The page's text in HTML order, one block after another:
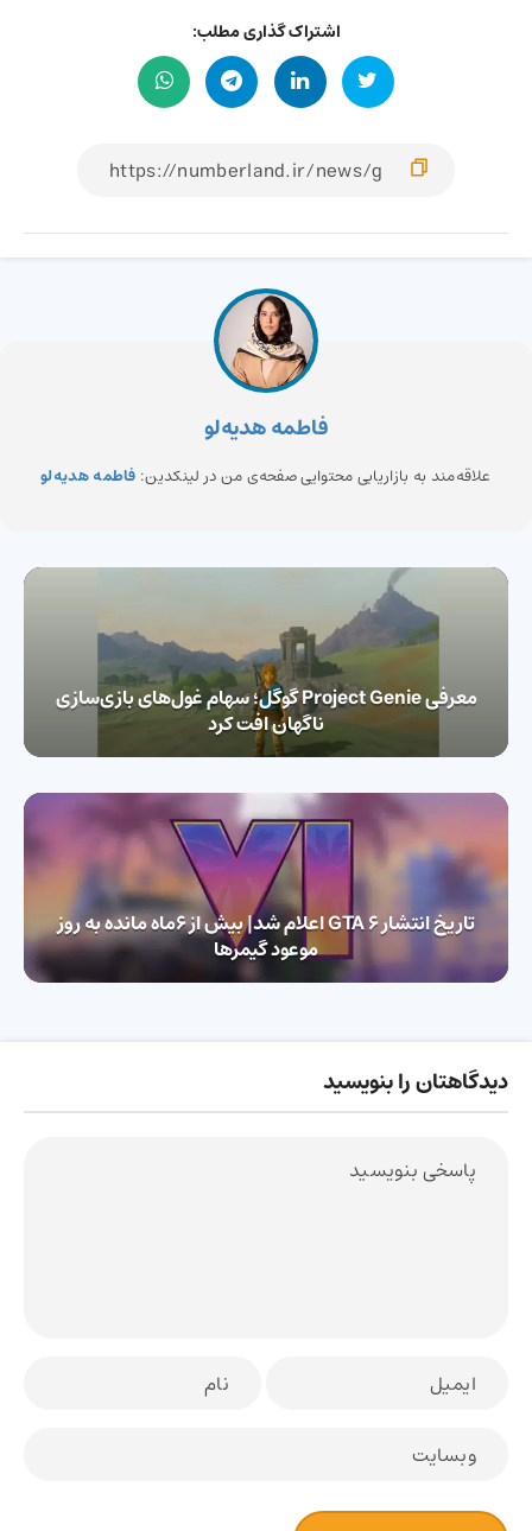
اشتراک گذاری مطلب:
فاطمه هدیه‌لو
علاقه‌مند به بازاریابی محتوایی صفحه‌ی من در لینکدین: فاطمه هدیه‌لو
معرفی Project Genie گوگل؛ سهام غول‌های بازی‌سازی
ناگهان افت کرد
تاریخ انتشار GTA 6 اعلام شد| بیش از 6ماه مانده به روز
موعود گیمرها
دیدگاهتان را بنویسید